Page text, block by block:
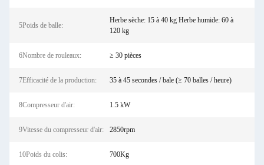
5Poids de balle:
Herbe sèche: 15 à 40 kg Herbe humide: 60 à
120 kg
6Nombre de rouleaux: ≥ 30 pièces
7Efficacité de la production: 35 à 45 secondes / bale (≥ 70 balles / heure)
8Compresseur d'air: 1.5 kW
9Vitesse du compresseur d'air: 2850rpm
10Poids du colis: 700Kg